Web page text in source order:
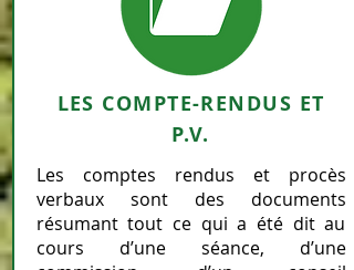
LES COMPTE-RENDUS ET
P.V.
Les comptes rendus et procès
verbaux sont des documents
résumant tout ce qui a été dit au
cours d’une séance, d’une